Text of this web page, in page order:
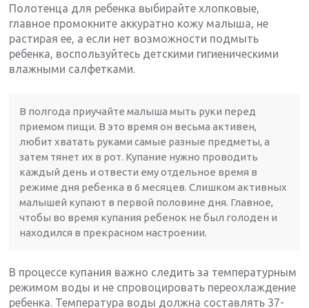
Полотенца для ребенка выбирайте хлопковые,
главное промокните аккуратно кожу малыша, не
растирая ее, а если нет возможности подмыть
ребенка, воспользуйтесь детскими гигиеническими
влажными салфетками.
В полгода приучайте малыша мыть руки перед
приемом пищи. В это время он весьма активен,
любит хватать руками самые разные предметы, а
затем тянет их в рот. Купание нужно проводить
каждый день и отвести ему отдельное время в
режиме дня ребенка в 6 месяцев. Слишком активных
малышей купают в первой половине дня. Главное,
чтобы во время купания ребенок не был голоден и
находился в прекрасном настроении.
В процессе купания важно следить за температурным
режимом воды и не спровоцировать переохлаждение
ребенка. Температура воды должна составлять 37-